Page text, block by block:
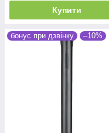
Купити
бонус при дзвінку –10%